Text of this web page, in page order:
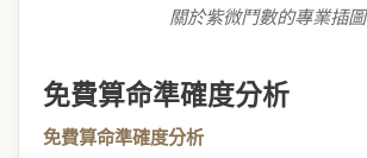
關於紫微鬥數的專業插圖
免費算命準確度分析
免費算命準確度分析